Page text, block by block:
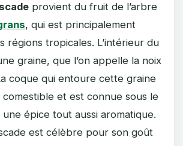
provient du fruit de l’arbre
, qui est principalement
régions tropicales. L’intérieur du
graine, que l’on appelle la noix
coque qui entoure cette graine
et est connue sous le
une épice tout aussi aromatique.
est célèbre pour son goût